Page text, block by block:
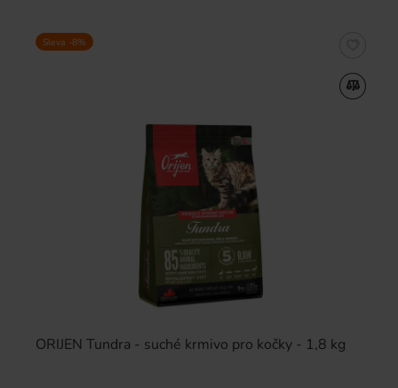
ORIJEN Tundra - suché krmivo pro kočky - 1,8 kg
Sleva -8%